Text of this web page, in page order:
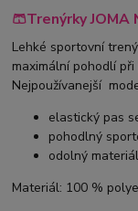
🩳Trenýrky JOMA
Lehké sportovní
maximální pohodlí
Nejpoužívanejší
elastický pas
pohodlný
odolný
Materiál: 100 %